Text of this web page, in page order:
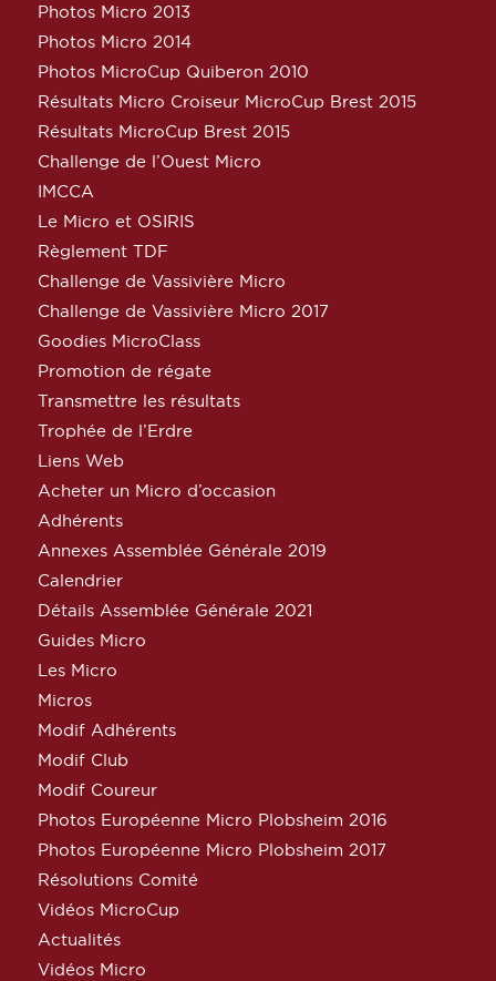
Photos Micro 2013
Photos Micro 2014
Photos MicroCup Quiberon 2010
Résultats Micro Croiseur MicroCup Brest 2015
Résultats MicroCup Brest 2015
Challenge de l’Ouest Micro
IMCCA
Le Micro et OSIRIS
Règlement TDF
Challenge de Vassivière Micro
Challenge de Vassivière Micro 2017
Goodies MicroClass
Promotion de régate
Transmettre les résultats
Trophée de l’Erdre
Liens Web
Acheter un Micro d’occasion
Adhérents
Annexes Assemblée Générale 2019
Calendrier
Détails Assemblée Générale 2021
Guides Micro
Les Micro
Micros
Modif Adhérents
Modif Club
Modif Coureur
Photos Européenne Micro Plobsheim 2016
Photos Européenne Micro Plobsheim 2017
Résolutions Comité
Vidéos MicroCup
Actualités
Vidéos Micro